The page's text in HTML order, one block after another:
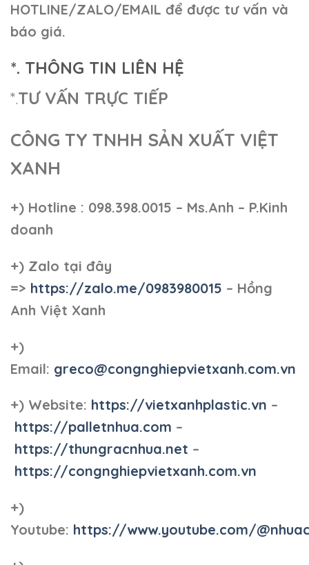
HOTLINE/ZALO/EMAIL để được tư vấn và
báo giá.
*. THÔNG TIN LIÊN HỆ
*.TƯ VẤN TRỰC TIẾP
CÔNG TY TNHH SẢN XUẤT VIỆT
XANH
+) Hotline : 098.398.0015 – Ms.Anh – P.Kinh
doanh
+) Zalo tại đây
=> https://zalo.me/0983980015 – Hồng
Anh Việt Xanh
+)
Email: greco@congnghiepvietxanh.com.vn
+) Website: https://vietxanhplastic.vn –
https://palletnhua.com –
https://thungracnhua.net –
https://congnghiepvietxanh.com.vn
+)
Youtube: https://www.youtube.com/